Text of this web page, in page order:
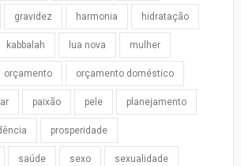
gravidez harmonia hidratação
kabbalah lua nova mulher
orçamento orçamento doméstico
paixão pele planejamento
prosperidade
saúde sexo sexualidade